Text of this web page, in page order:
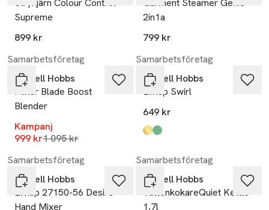
Strykjärn Colour Control
Supreme
899 kr
Garment Steamer Genie
2in1a
799 kr
Samarbetsföretag
Russell Hobbs
Mixer Blade Boost
Blender
Kampanj
999 krLägsta pris 30 dagar
1 095 kr
Samarbetsföretag
Russell Hobbs
Elvisp Swirl
649 kr
Produkten finns i färgerna:
smoky quartz
turquoise
Samarbetsföretag
Russell Hobbs
Elvisp 27150-56 Desire
Hand Mixer
Samarbetsföretag
Russell Hobbs
VattenkokareQuiet Kettle
1,7l